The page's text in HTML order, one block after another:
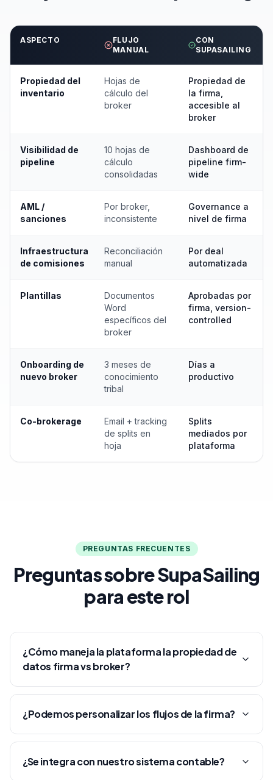
ASPECTO
FLUJO
MANUAL
CON
SUPASAILING
Propiedad del
inventario
Hojas de
cálculo del
broker
Propiedad de
la firma,
accesible al
broker
Visibilidad de
pipeline
10 hojas de
cálculo
consolidadas
Dashboard de
pipeline firm-
wide
AML /
sanciones
Por broker,
inconsistente
Governance a
nivel de firma
Infraestructura
de comisiones
Reconciliación
manual
Por deal
automatizada
Plantillas
Documentos
Word
específicos del
broker
Aprobadas por
firma, version-
controlled
Onboarding de
nuevo broker
3 meses de
conocimiento
tribal
Días a
productivo
Co-brokerage
Email + tracking
de splits en
hoja
Splits
mediados por
plataforma
PREGUNTAS FRECUENTES
Preguntas sobre SupaSailing
para este rol
¿Cómo maneja la plataforma la propiedad de
datos firma vs broker?
¿Podemos personalizar los flujos de la firma?
¿Se integra con nuestro sistema contable?